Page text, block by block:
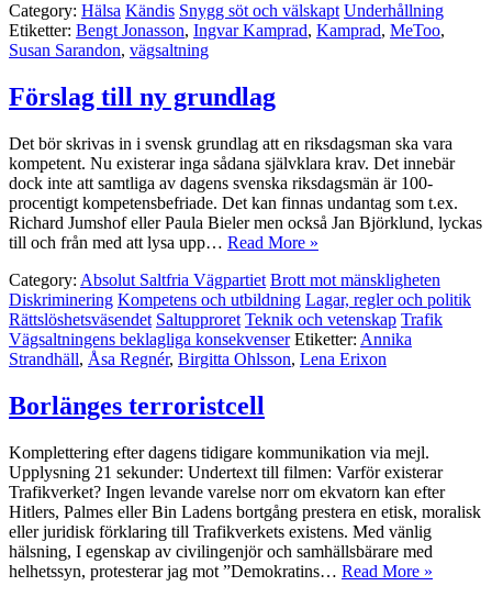
Category: Hälsa Kändis Snygg söt och välskapt Underhållning
Etiketter: Bengt Jonasson, Ingvar Kamprad, Kamprad, MeToo,
Susan Sarandon, vägsaltning
Förslag till ny grundlag
Det bör skrivas in i svensk grundlag att en riksdagsman ska vara
kompetent. Nu existerar inga sådana självklara krav. Det innebär
dock inte att samtliga av dagens svenska riksdagsmän är 100-
procentigt kompetensbefriade. Det kan finnas undantag som t.ex.
Richard Jumshof eller Paula Bieler men också Jan Björklund, lyckas
till och från med att lysa upp… Read More »
Category: Absolut Saltfria Vägpartiet Brott mot mänskligheten
Diskriminering Kompetens och utbildning Lagar, regler och politik
Rättslöshetsväsendet Saltupproret Teknik och vetenskap Trafik
Vägsaltningens beklagliga konsekvenser Etiketter: Annika
Strandhäll, Åsa Regnér, Birgitta Ohlsson, Lena Erixon
Borlänges terroristcell
Komplettering efter dagens tidigare kommunikation via mejl.
Upplysning 21 sekunder: Undertext till filmen: Varför existerar
Trafikverket? Ingen levande varelse norr om ekvatorn kan efter
Hitlers, Palmes eller Bin Ladens bortgång prestera en etisk, moralisk
eller juridisk förklaring till Trafikverkets existens. Med vänlig
hälsning, I egenskap av civilingenjör och samhällsbärare med
helhetssyn, protesterar jag mot ”Demokratins… Read More »